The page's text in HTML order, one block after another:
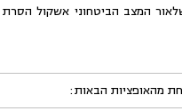
המצב הביטחוני אשקול
מהאופציות הבאות: